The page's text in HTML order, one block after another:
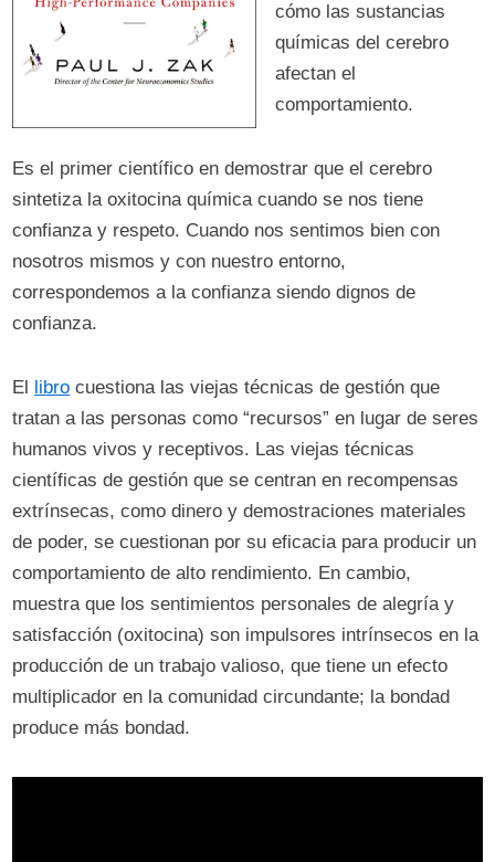
cómo las sustancias
químicas del cerebro
afectan el
comportamiento.
Es el primer científico en demostrar que el cerebro
sintetiza la oxitocina química cuando se nos tiene
confianza y respeto. Cuando nos sentimos bien con
nosotros mismos y con nuestro entorno,
correspondemos a la confianza siendo dignos de
confianza.
El libro cuestiona las viejas técnicas de gestión que
tratan a las personas como “recursos” en lugar de seres
humanos vivos y receptivos. Las viejas técnicas
científicas de gestión que se centran en recompensas
extrínsecas, como dinero y demostraciones materiales
de poder, se cuestionan por su eficacia para producir un
comportamiento de alto rendimiento. En cambio,
muestra que los sentimientos personales de alegría y
satisfacción (oxitocina) son impulsores intrínsecos en la
producción de un trabajo valioso, que tiene un efecto
multiplicador en la comunidad circundante; la bondad
produce más bondad.